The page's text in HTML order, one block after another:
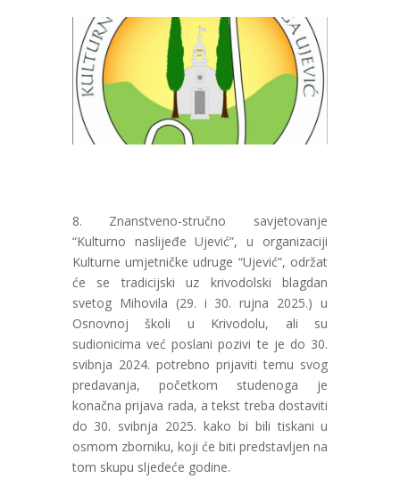
8. Znanstveno-stručno savjetovanje
“Kulturno naslijeđe Ujević”, u organizaciji
Kulturne umjetničke udruge “Ujević”, održat
će se tradicijski uz krivodolski blagdan
svetog Mihovila (29. i 30. rujna 2025.) u
Osnovnoj školi u Krivodolu, ali su
sudionicima već poslani pozivi te je do 30.
svibnja 2024. potrebno prijaviti temu svog
predavanja, početkom studenoga je
konačna prijava rada, a tekst treba dostaviti
do 30. svibnja 2025. kako bi bili tiskani u
osmom zborniku, koji će biti predstavljen na
tom skupu sljedeće godine.